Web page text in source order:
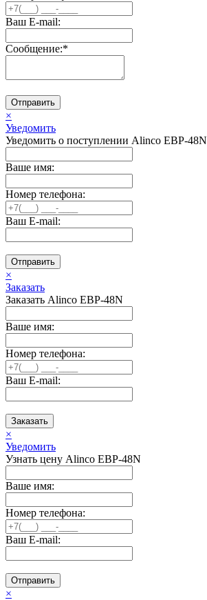
Ваш E-mail:
Сообщение:*
Отправить
×
Уведомить
Уведомить о поступлении Alinco EBP-48N
Ваше имя:
Номер телефона:
Ваш E-mail:
Отправить
×
Заказать
Заказать Alinco EBP-48N
Ваше имя:
Номер телефона:
Ваш E-mail:
Заказать
×
Уведомить
Узнать цену Alinco EBP-48N
Ваше имя:
Номер телефона:
Ваш E-mail:
Отправить
×